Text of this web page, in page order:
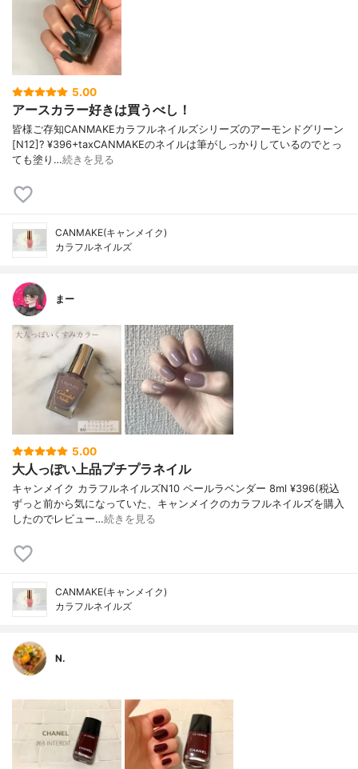
5.00
アースカラー好きは買うべし！
皆様ご存知CANMAKEカラフルネイルズシリーズのアーモンドグリーン
[N12]? ¥396+taxCANMAKEのネイルは筆がしっかりしているのでとっ
ても塗り…続きを見る
CANMAKE(キャンメイク)
カラフルネイルズ
まー
5.00
大人っぽい上品プチプラネイル
キャンメイク カラフルネイルズN10 ペールラベンダー 8ml ¥396(税込
ずっと前から気になっていた、キャンメイクのカラフルネイルズを購入
したのでレビュー…続きを見る
CANMAKE(キャンメイク)
カラフルネイルズ
N.